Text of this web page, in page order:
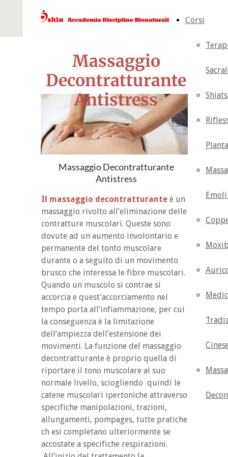
Corsi
Massaggio
Decontratturante
Antistress
Massaggio Decontratturante
Antistress
Il massaggio decontratturante è un
massaggio rivolto all’eliminazione delle
contratture muscolari. Queste sono
dovute ad un aumento involontario e
permanente del tonto muscolare
durante o a seguito di un movimento
brusco che interessa le fibre muscolari.
Quando un muscolo si contrae si
accorcia e quest’accorciamento nel
tempo porta all’infiammazione, per cui
la conseguenza è la limitazione
dell’ampiezza dell’estensione dei
movimenti. La funzione del massaggio
decontratturante è proprio quella di
riportare il tono muscolare al suo
normale livello, sciogliendo quindi le
catene muscolari ipertoniche attraverso
specifiche manipolazioni, trazioni,
allungamenti, pompages, tutte pratiche
ch esi completano ulteriormente se
accostate a specifiche respirazioni.